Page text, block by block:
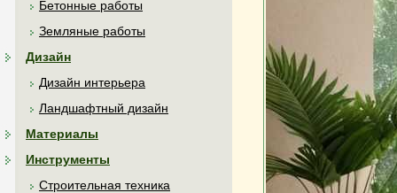
Бетонные работы
Земляные работы
Дизайн
Дизайн интерьера
Ландшафтный дизайн
Материалы
Инструменты
Строительная техника